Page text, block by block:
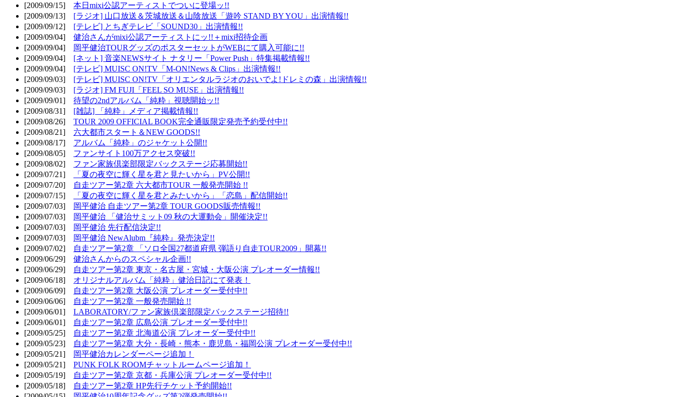
[2009/09/15] 本日mixi公認アーティストでついに登場ッ!!
[2009/09/13] [ラジオ] 山口放送＆茨城放送＆山陰放送「遊吟 STAND BY YOU」出演情報!!
[2009/09/12] [テレビ] とちぎテレビ「SOUND30」出演情報!!
[2009/09/04] 健治さんがmixi公認アーティストにッ!!＋mixi招待企画
[2009/09/04]
岡平健治TOURグッズのポスターセットがWEBにて購入可能に!!
[2009/09/04] [ネット] 音楽NEWSサイト ナタリー「Power Push」特集掲載情報!!
[2009/09/04] [テレビ] MUISC ON!TV「M-ON!News & Clips」出演情報!!
[2009/09/03] [テレビ] MUISC ON!TV「オリエンタルラジオのおいでよ!ドレミの森」出演情報!!
[2009/09/03] [ラジオ] FM FUJI「FEEL SO MUSE」出演情報!!
[2009/09/01] 待望の2ndアルバム「純粋」視聴開始ッ!!
[2009/08/31] [雑誌] 「純粋」メディア掲載情報!!
[2009/08/26] TOUR 2009 OFFICIAL BOOK完全通販限定発売予約受付中!!
[2009/08/21] 六大都市スタート＆NEW GOODS!!
[2009/08/17] アルバム「純粋」のジャケット公開!!
[2009/08/05] ファンサイト100万アクセス突破!!
[2009/08/02] ファン家族倶楽部限定バックステージ応募開始!!
[2009/07/21]
「夏の夜空に輝く星を君と見たいから」PV公開!!
[2009/07/20]
自走ツアー第2章 六大都市TOUR 一般発売開始 !!
[2009/07/15]
「夏の夜空に輝く星を君とみたいから」「恋島」配信開始!!
[2009/07/03]
岡平健治 自走ツアー第2章 TOUR GOODS販売情報!!
[2009/07/03]
岡平健治 「健治サミット09 秋の大運動会」開催決定!!
[2009/07/03]
岡平健治 先行配信決定!!
[2009/07/03]
岡平健治 NewAlubm『純粋』発売決定!!
[2009/07/02]
自走ツアー第2章 「ソロ全国27都道府県 弾語り自走TOUR2009」開幕!!
[2009/06/29] 健治さんからのスペシャル企画!!
[2009/06/29]
自走ツアー第2章 東京・名古屋・宮城・大阪公演 プレオーダー情報!!
[2009/06/18] オリジナルアルバム「純粋」健治日記にて発表！
[2009/06/09]
自走ツアー第2章 大阪公演 プレオーダー受付中!!
[2009/06/06]
自走ツアー第2章 一般発売開始 !!
[2009/06/01] LABORATORY/ファン家族倶楽部限定バックステージ招待!!
[2009/06/01]
自走ツアー第2章 広島公演 プレオーダー受付中!!
[2009/05/25]
自走ツアー第2章 北海道公演 プレオーダー受付中!!
[2009/05/23]
自走ツアー第2章 大分・長崎・熊本・鹿児島・福岡公演 プレオーダー受付中!!
[2009/05/21]
岡平健治カレンダーページ追加！
[2009/05/21] PUNK FOLK ROOMチャットルームページ追加！
[2009/05/19]
自走ツアー第2章 京都・兵庫公演 プレオーダー受付中!!
[2009/05/18]
自走ツアー第2章 HP先行チケット予約開始!!